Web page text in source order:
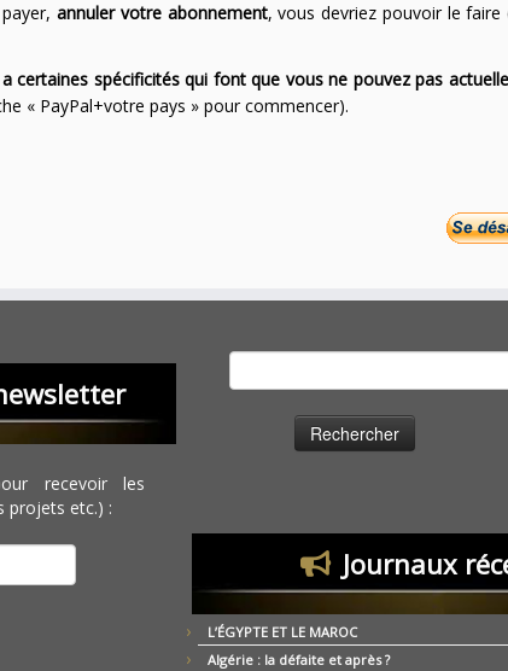
payer,annuler votre abonnement, vous devriez pouvoir le
certaines spécificités qui font que vous ne pouvez pas
« PayPal+votre pays » pour commencer).
recevoir les
projets etc.) :
Journaux
L’ÉGYPTE ET LE MAROC
Algérie : la défaite et après ?